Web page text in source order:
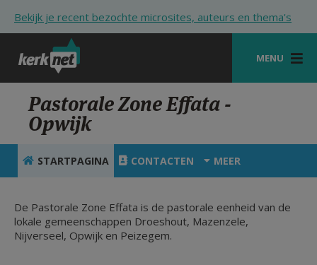
Bekijk je recent bezochte microsites, auteurs en thema's
MENU
STARTPAGINA
KERK
VIERINGEN
ZOEKEN
HULP
Pastorale Zone Effata -
Opwijk
STARTPAGINA CONTACTEN MEER
De Pastorale Zone Effata is de pastorale eenheid van de
lokale gemeenschappen Droeshout, Mazenzele,
Nijverseel, Opwijk en Peizegem.